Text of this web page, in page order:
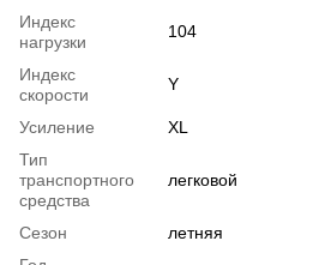
Индекс
нагрузки
104
Индекс
скорости
Y
Усиление
XL
Тип
транспортного
средства
легковой
Сезон
летняя